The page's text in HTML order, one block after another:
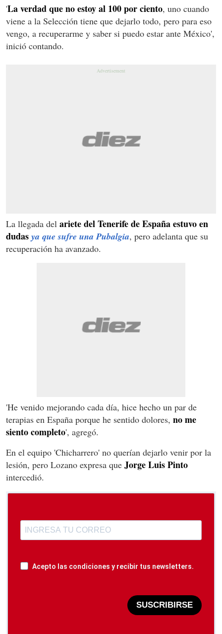
'La verdad que no estoy al 100 por ciento, uno cuando
viene a la Selección tiene que dejarlo todo, pero para eso
vengo, a recuperarme y saber si puedo estar ante México',
inició contando.
La llegada del ariete del Tenerife de España estuvo en
dudas ya que sufre una Pubalgia, pero adelanta que su
recuperación ha avanzado.
'He venido mejorando cada día, hice hecho un par de
terapias en España porque he sentido dolores, no me
siento completo', agregó.
En el equipo 'Chicharrero' no querían dejarlo venir por la
lesión, pero Lozano expresa que Jorge Luis Pinto
intercedió.
Acepto las condiciones y recibir tus newsletters.
SUSCRIBIRSE